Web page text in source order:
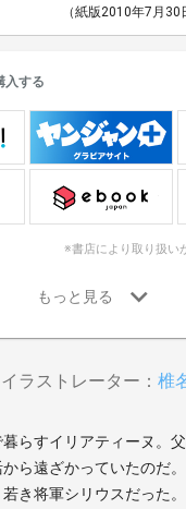
（紙版2010年7月30
入する
※書店により取り扱い
イラストレーター： 椎
らすイリアティーヌ。
ら遠ざかっていたのだ
き将軍シリウスだった